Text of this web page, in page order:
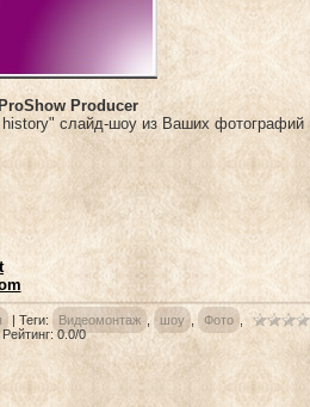
Producer
history" слайд-шоу из Ваших фотографий
| Теги: Видеомонтаж шоу , Фото
Рейтинг:0.0/0